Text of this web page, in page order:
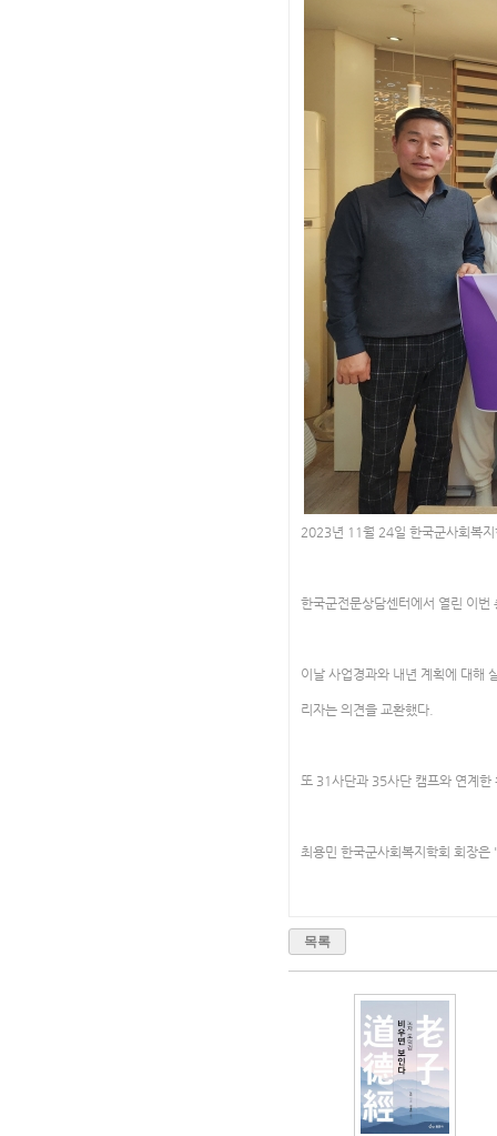
2023년 11월 24일 한국군사회복지
한국군전문상담센터에서 열린 이
이날 사업경과와 내년 계획에 대해
리자는 의견을 교환했다.
또 31사단과 35사단 캠프와 연계
최용민 한국군사회복지학회 회장
목록